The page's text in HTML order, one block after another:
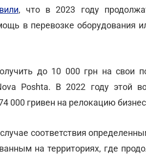
, что в 2023 году
в перевозке оборудования
до 10 000 грн на свои
Poshta. В 2022 году этой
000 гривен на релокацию
соответствия
на территориях, где